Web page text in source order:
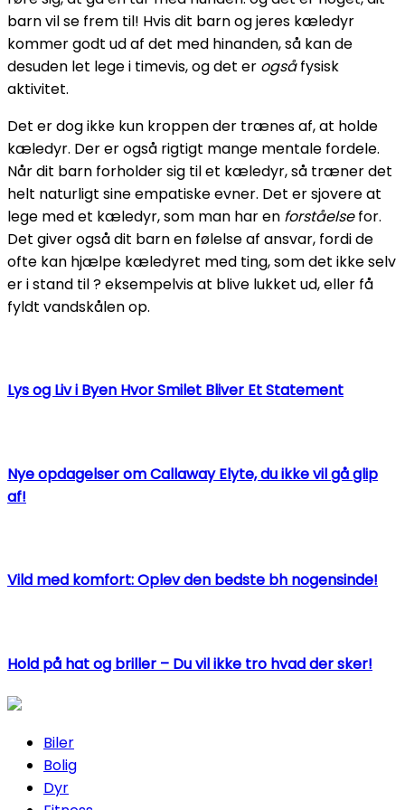
barn vil se frem til! Hvis dit barn og jeres kæledyr
kommer godt ud af det med hinanden, så kan de
desuden let lege i timevis, og det er ogsåfysisk
aktivitet.
Det er dog ikke kun kroppen der trænes af, at holde
kæledyr. Der er også rigtigt mange mentale fordele.
Når dit barn forholder sig til et kæledyr, så træner det
helt naturligt sine empatiske evner. Det er sjovere at
lege med et kæledyr, som man har en forståelsefor.
Det giver også dit barn en følelse af ansvar, fordi de
ofte kan hjælpe kæledyret med ting, som det ikke selv
er i stand til ? eksempelvis at blive lukket ud, eller få
fyldt vandskålen op.
Lys og Liv i Byen Hvor Smilet Bliver Et Statement
Nye opdagelser om Callaway Elyte, du ikke vil gå glip
af!
Vild med komfort: Oplev den bedste bh nogensinde!
Hold på hat og briller – Du vil ikke tro hvad der sker!
Biler
Bolig
Dyr